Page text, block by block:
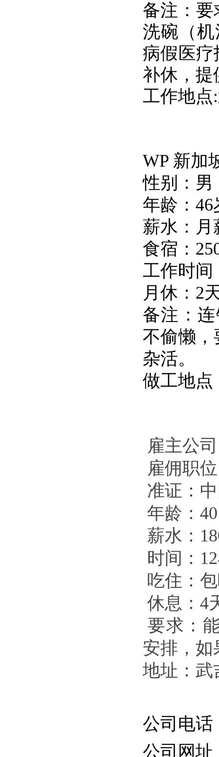
备注：
洗碗（
病假医疗
补休，提
工作地点
WP 新加
性别：男
年龄：46
薪水：月
食宿：
工作时间
月休：2
备注：
不偷懒，
杂活。
做工地点
雇主公
雇佣职
准证：
年龄：
薪水：
时间：
吃住：
休息：4
要求：
安排，如
地址：武
公司电话
公司网址